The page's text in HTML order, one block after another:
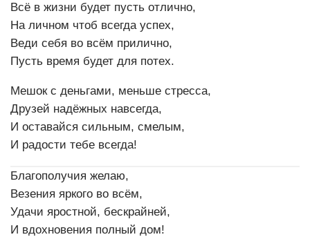
Всё в жизни будет пусть отлично,
На личном чтоб всегда успех,
Веди себя во всём прилично,
Пусть время будет для потех.
Мешок с деньгами, меньше стресса,
Друзей надёжных навсегда,
И оставайся сильным, смелым,
И радости тебе всегда!
Благополучия желаю,
Везения яркого во всём,
Удачи яростной, бескрайней,
И вдохновения полный дом!